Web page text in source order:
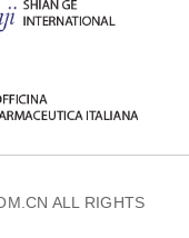
ALL RIGHTS